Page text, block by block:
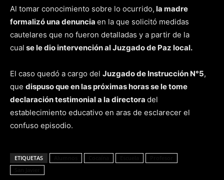
Al tomar conocimiento sobre lo ocurrido, la madre
formalizó una denuncia en la que solicitó medidas
cautelares que no fueron detalladas y a partir de la
cual se le dio intervención al Juzgado de Paz local.
El caso quedó a cargo del Juzgado de Instrucción N°5,
que dispuso que en las próximas horas se le tome
declaración testimonial a la directora del
establecimiento educativo en aras de esclarecer el
confuso episodio.
ETIQUETAS